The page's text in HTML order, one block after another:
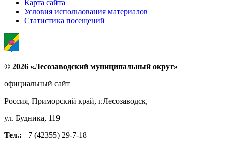
Карта сайта
Условия использования материалов
Статистика посещений
© 2026 «Лесозаводский муниципальный округ»
официальный сайт
Россия, Приморский край, г.Лесозаводск,
ул. Будника, 119
Тел.: +7 (42355) 29-7-18